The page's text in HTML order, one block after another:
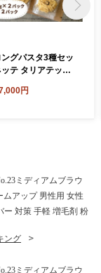
グパスタ3種セッ
ッテ タリアテッレ
単 本格 ロングパ
円
ミディアムブラウ
アップ 男性用 女性
ー 対策 手軽 増毛剤 粉
ング
ミディアムブラウ